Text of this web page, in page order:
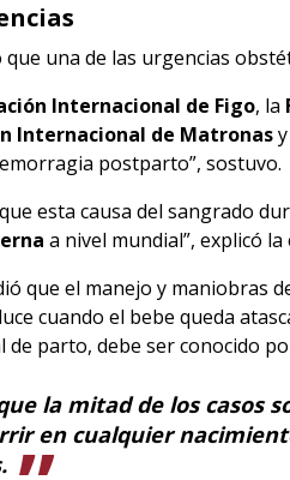
una de las urgencias
Internacional de Figo, la
Internacional de Matronas
postparto”, sostuvo.
esta causa del sangrado
a nivel mundial”, explicó la
que el manejo y maniobras
cuando el bebe queda
de parto, debe ser conocido
la mitad de los casos
en cualquier